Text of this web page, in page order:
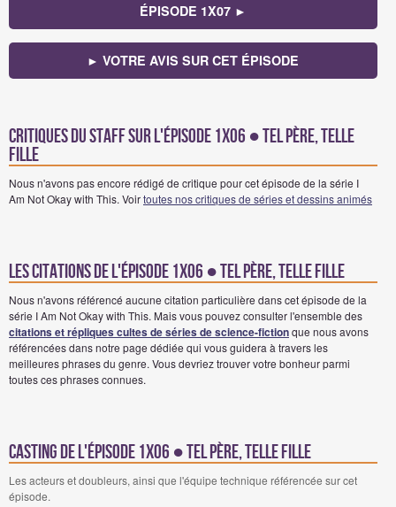
ÉPISODE 1X07 ►
► VOTRE AVIS SUR CET ÉPISODE
Critiques du staff sur l'épisode 1x06 ● Tel père, telle
fille
Nous n'avons pas encore rédigé de critique pour cet épisode de la série I
Am Not Okay with This. Voirtoutes nos critiques de séries et dessins animés
Les citations de l'épisode 1x06 ● Tel père, telle fille
Nous n'avons référencé aucune citation particulière dans cet épisode de la
série I Am Not Okay with This. Mais vous pouvez consulter l'ensemble des
citations et répliques cultes de séries de science-fictionque nous avons
référencées dans notre page dédiée qui vous guidera à travers les
meilleures phrases du genre. Vous devriez trouver votre bonheur parmi
toutes ces phrases connues.
Casting de l'épisode 1x06 ● Tel père, telle fille
Les acteurs et doubleurs, ainsi que l'équipe technique référencée sur cet
épisode.